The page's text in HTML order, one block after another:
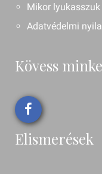
Mikor
Adatvédelmi
Kövess
Elismerések